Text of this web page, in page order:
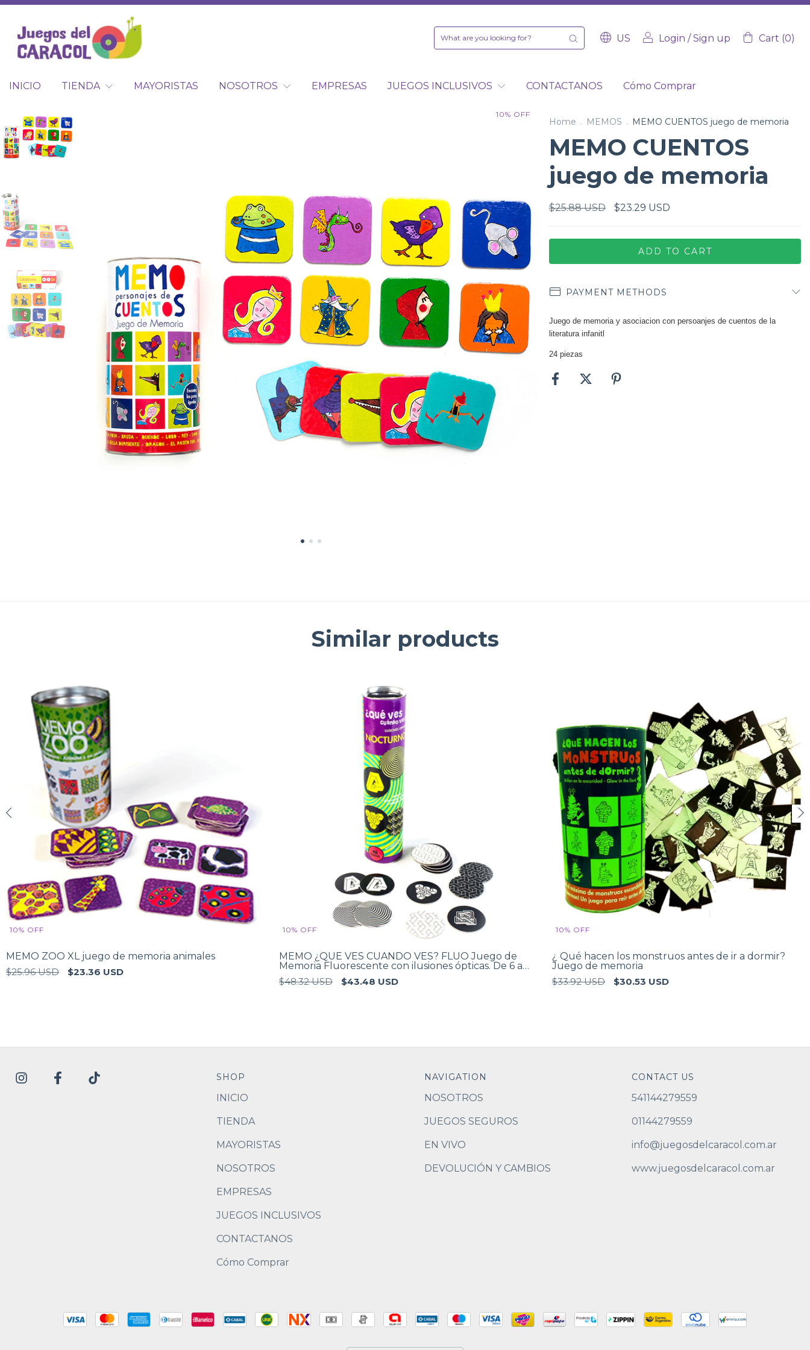
US Login /Sign up Cart (0)
INICIO TIENDA MAYORISTAS NOSOTROS EMPRESAS JUEGOS INCLUSIVOS CONTACTANOS Cómo Comprar
10% OFF
Home . MEMOS . MEMO CUENTOS juego de memoria
MEMO CUENTOS
juego de memoria
$25.88 USD $23.29 USD
PAYMENT METHODS
Juego de memoria y asociacion con persoanjes de cuentos de la
literatura infanitl
24 piezas
Similar products
10% OFF
MEMO ZOO XL juego de memoria animales
$25.96 USD
$23.36 USD
10% OFF
MEMO ¿QUE VES CUANDO VES? FLUO Juego de
Memoria Fluorescente con ilusiones ópticas. De 6 a
99 años. niños y adultos
$48.32 USD $43.48 USD
10% OFF
¿ Qué hacen los monstruos antes de ir a dormir?
Juego de memoria
$33.92 USD
$30.53 USD
SHOP
INICIO
TIENDA
MAYORISTAS
NOSOTROS
EMPRESAS
JUEGOS INCLUSIVOS
CONTACTANOS
Cómo Comprar
NAVIGATION
NOSOTROS
JUEGOS SEGUROS
EN VIVO
DEVOLUCIÓN Y CAMBIOS
CONTACT US
541144279559
01144279559
info@juegosdelcaracol.com.ar
www.juegosdelcaracol.com.ar